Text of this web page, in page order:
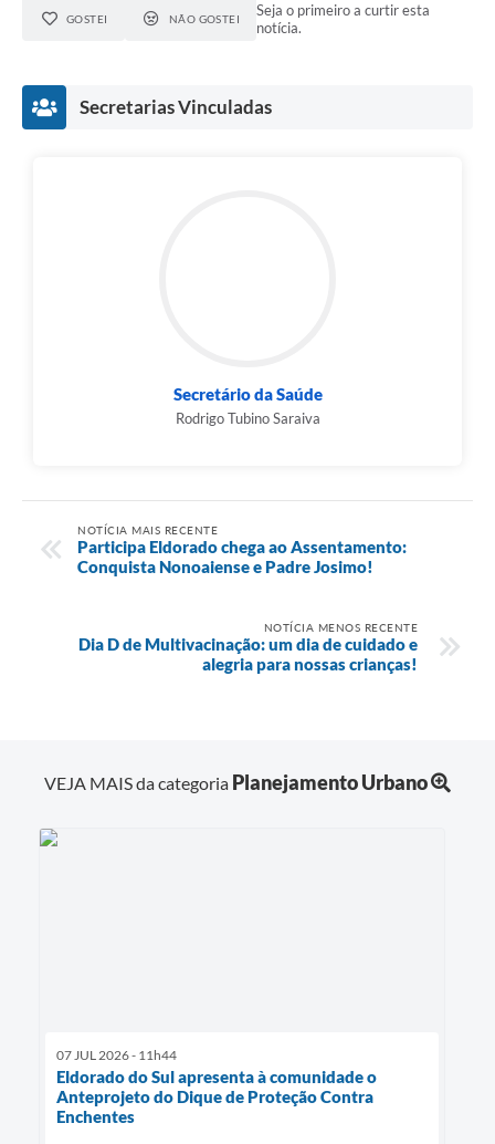
GOSTEI NÃO GOSTEI
Seja o primeiro a curtir esta
notícia.
Secretarias Vinculadas
Secretário da Saúde
Rodrigo Tubino Saraiva
NOTÍCIA MAIS RECENTE
Participa Eldorado chega ao Assentamento:
Conquista Nonoaiense e Padre Josimo!
NOTÍCIA MENOS RECENTE
Dia D de Multivacinação: um dia de cuidado e
alegria para nossas crianças!
VEJA MAIS da categoria Planejamento Urbano
07 JUL 2026 - 11h44
Eldorado do Sul apresenta à comunidade o
Anteprojeto do Dique de Proteção Contra
Enchentes